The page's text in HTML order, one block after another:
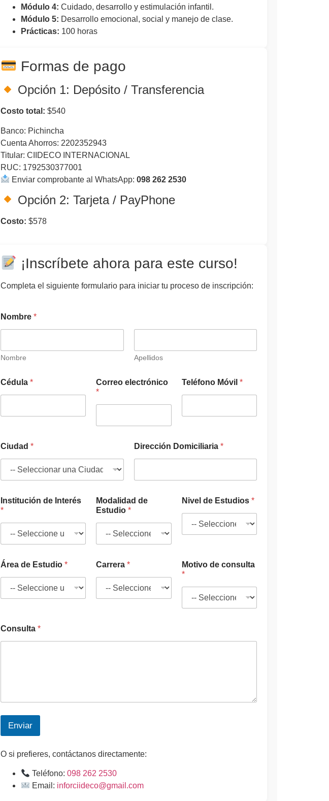
Módulo 4: Cuidado, desarrollo y estimulación infantil.
Módulo 5: Desarrollo emocional, social y manejo de clase.
Prácticas: 100 horas
Formas de pago
Opción 1: Depósito / Transferencia
Costo total: $540
Banco: Pichincha
Cuenta Ahorros: 2202352943
Titular: CIIDECO INTERNACIONAL
RUC: 1792530377001
Enviar comprobante al WhatsApp:098 262 2530
Opción 2: Tarjeta / PayPhone
Costo: $578
¡Inscríbete ahora para este curso!
Completa el siguiente formulario para iniciar tu proceso de inscripción:
Nombre *
Nombre Apellidos
Cédula *
Correo electrónico
*
Teléfono Móvil *
Ciudad * Dirección Domiciliaria *
Institución de Interés
*
Modalidad de
Estudio*
e
n
c
Nivel de Estudios *
Área de Estudio * Carrera*
Motivo de consulta
*
Consulta *
Enviar
O si prefieres, contáctanos directamente:
Teléfono:098 262 2530
Email: inforciideco@gmail.com